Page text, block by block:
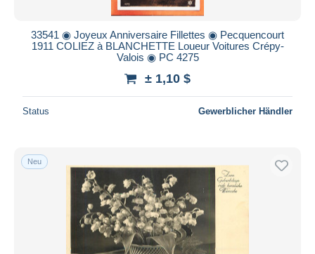
33541 ◉ Joyeux Anniversaire Fillettes ◉ Pecquencourt
1911 COLIEZ à BLANCHETTE Loueur Voitures Crépy-
Valois ◉ PC 4275
± 1,10 $
Status Gewerblicher Händler
Neu